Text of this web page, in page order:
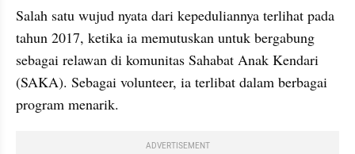
Salah satu wujud nyata dari kepeduliannya terlihat pada
tahun 2017, ketika ia memutuskan untuk bergabung
sebagai relawan di komunitas Sahabat Anak Kendari
(SAKA). Sebagai volunteer, ia terlibat dalam berbagai
program menarik.
ADVERTISEMENT